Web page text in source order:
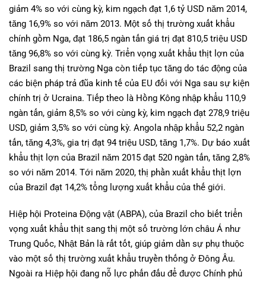
giảm 4% so với cùng kỳ, kim ngạch đạt 1,6 tỷ USD năm 2014,
tăng 16,9% so với năm 2013. Một số thị trường xuất khẩu
chính gồm Nga, đạt 186,5 ngàn tấn giá trị đạt 810,5 triệu USD
tăng 96,8% so với cùng kỳ. Triển vọng xuất khẩu thịt lợn của
Brazil sang thị trường Nga còn tiếp tục tăng do tác động của
các biện pháp trả đũa kinh tế của EU đối với Nga sau sự kiện
chính trị ở Ucraina. Tiếp theo là Hồng Kông nhập khẩu 110,9
ngàn tấn, giảm 8,5% so với cùng kỳ, kim ngạch đạt 278,9 triệu
USD, giảm 3,5% so với cùng kỳ. Angola nhập khẩu 52,2 ngàn
tấn, tăng 4,3%, gia trị đạt 94 triệu USD, tăng 1,7%. Dự báo xuất
khẩu thịt lợn của Brazil năm 2015 đạt 520 ngàn tấn, tăng 2,8%
so với năm 2014. Tới năm 2020, thị phần xuất khẩu thịt lợn
của Brazil đạt 14,2% tổng lượng xuất khẩu của thế giới.
Hiệp hội Proteina Động vật (ABPA), của Brazil cho biết triển
vọng xuất khẩu thịt sang thị một số trường lớn châu Á như
Trung Quốc, Nhật Bản là rất tốt, giúp giảm dần sự phụ thuộc
vào một số thị trường xuất khẩu truyền thống ở Đông Âu.
Ngoài ra Hiệp hội đang nỗ lực phấn đấu để được Chính phủ